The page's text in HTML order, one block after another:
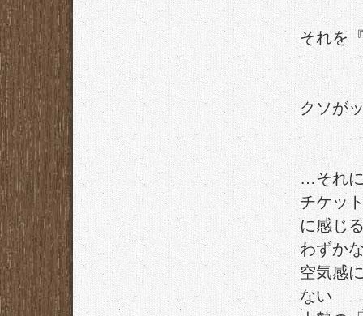
それを
クソが
…それ
チケッ
に感じ
わずか
空気感
ない